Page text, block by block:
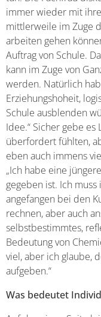
immer wieder mit
mittlerweile im Zuge
arbeiten gehen
Auftrag von Schule.
kann im Zuge von
werden. Natürlich
Erziehungshoheit,
Schule ausblenden
Idee.“ Sicher gebe
überfordert fühlten,
eben auch immens
„Ich habe eine
gegeben ist. Ich
angefangen bei den
rechnen, aber auch
selbstbestimmtes,
Bedeutung von
viel, aber ich glaube,
aufgeben.“
Was bedeutet